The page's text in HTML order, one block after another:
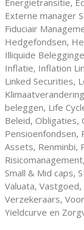
Externe manager
Fiduciair
Hedgefondsen,
Illiquide
Inflatie, Inflation
Linked Securities,
beleggen, Life
Beleid, Obligaties,
Pensioenfondsen,
Assets, Renminbi,
Small & Mid caps,
Valuata,
Verzekeraars,
Yieldcurve en